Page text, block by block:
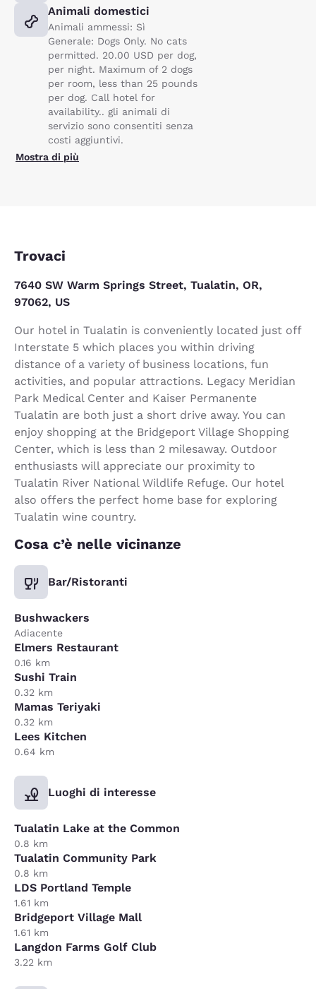
Animali domestici
Animali ammessi: Sì
Generale: Dogs Only. No cats
permitted. 20.00 USD per dog,
per night. Maximum of 2 dogs
per room, less than 25 pounds
per dog. Call hotel for
availability.. gli animali di
servizio sono consentiti senza
costi aggiuntivi.
Mostra di più
Trovaci
7640 SW Warm Springs Street, Tualatin, OR,
97062, US
Our hotel in Tualatin is conveniently located just off
Interstate 5 which places you within driving
distance of a variety of business locations, fun
activities, and popular attractions. Legacy Meridian
Park Medical Center and Kaiser Permanente
Tualatin are both just a short drive away. You can
enjoy shopping at the Bridgeport Village Shopping
Center, which is less than 2 milesaway. Outdoor
enthusiasts will appreciate our proximity to
Tualatin River National Wildlife Refuge. Our hotel
also offers the perfect home base for exploring
Tualatin wine country.
Cosa c’è nelle vicinanze
Bar/Ristoranti
Bushwackers
Adiacente
Elmers Restaurant
0.16 km
Sushi Train
0.32 km
Mamas Teriyaki
0.32 km
Lees Kitchen
0.64 km
Luoghi di interesse
Tualatin Lake at the Common
0.8 km
Tualatin Community Park
0.8 km
LDS Portland Temple
1.61 km
Bridgeport Village Mall
1.61 km
Langdon Farms Golf Club
3.22 km